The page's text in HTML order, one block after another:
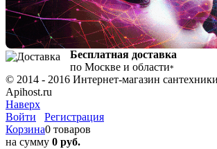
Бесплатная доставка
по Москве и области*
© 2014 - 2016 Интернет-магазин
Apihost.ru
Наверх
Войти
Регистрация
Корзина0 товаров
на сумму 0 руб.